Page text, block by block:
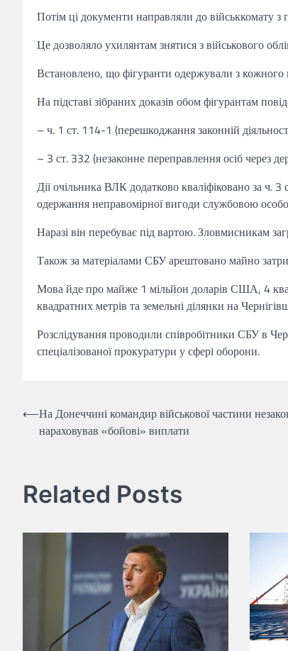
Потім ці документи направляли до військкомату
Це дозволяло ухилянтам знятися з військового
Встановлено, що фігуранти одержували з кожного
На підставі зібраних доказів обом фігурантам
– ч. 1 ст. 114-1 (перешкоджання законній
– 3 ст. 332 (незаконне переправлення осіб через
Дії очільника ВЛК додатково кваліфіковано за ч.
одержання неправомірної вигоди службовою
Наразі він перебуває під вартою. Зловмисникам
Також за матеріалами СБУ арештовано майно
Мова йде про майже 1 мільйон доларів США, 4
квадратних метрів та земельні ділянки на
Розслідування проводили співробітники СБУ в
спеціалізованої прокуратури у сфері оборони.
Навігація
записів
⟵На Донеччині командир військової частини
нараховував «бойові» виплати
Related Posts